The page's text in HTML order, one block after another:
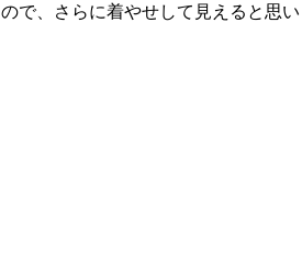
で、さらに着やせして見えると思い